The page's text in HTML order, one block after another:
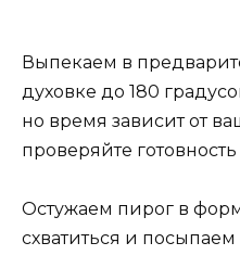
Выпекаем в
духовке до 180
но время зависит от
проверяйте
Остужаем пирог в
схватиться и